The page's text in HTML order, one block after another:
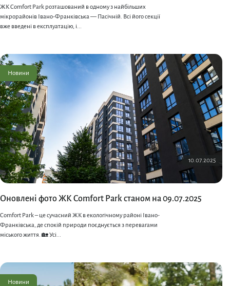
ЖК Comfort Park розташований в одному з найбільших
мікрорайонів Івано-Франківська — Пасічній. Всі його секції
вже введені в експлуатацію, і...
10.07.2025
Новини
Оновлені фото ЖК Comfort Park станом на 09.07.2025
Comfort Park – це сучасний ЖК в екологічному районі Івано-
Франківська, де спокій природи поєднується з перевагами
міського життя. 🏡 Усі...
Новини